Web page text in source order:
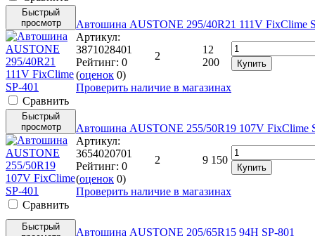
Быстрый
просмотр
Cравнить
Автошина AUSTONE 295/40R21 111V FixClime
Артикул:
3871028401
Рейтинг: 0
(оценок 0)
2
12
200
Купить
Проверить наличие в магазинах
Быстрый
просмотр
Cравнить
Автошина AUSTONE 255/50R19 107V FixClime
Артикул:
3654020701
Рейтинг: 0
(оценок 0)
2 9 150
Купить
Проверить наличие в магазинах
Быстрый
Автошина AUSTONE 205/65R15 94H SP-801